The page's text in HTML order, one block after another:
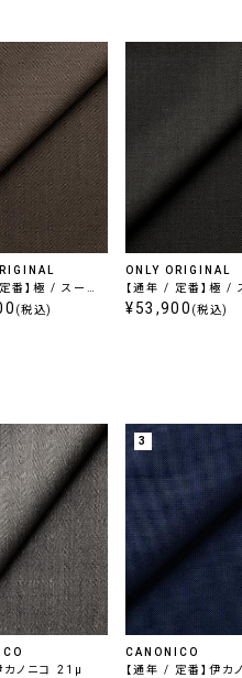
番】極 / スーパ
ラウン
(税込)
ONLY ORIGINAL
【通年 / 定番】極 /
ー120's チャコー
¥53,900 (税込)
カノニコ 21μ
3
CANONICO
【通年 / 定番】伊カ